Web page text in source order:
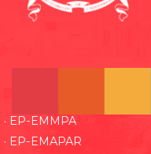
· EP-EMMPA
· EP-EMAPAR